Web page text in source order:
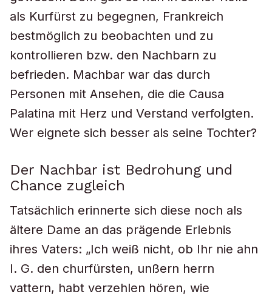
als Kurfürst zu begegnen, Frankreich
bestmöglich zu beobachten und zu
kontrollieren bzw. den Nachbarn zu
befrieden. Machbar war das durch
Personen mit Ansehen, die die Causa
Palatina mit Herz und Verstand verfolgten.
Wer eignete sich besser als seine Tochter?
Der Nachbar ist Bedrohung und
Chance zugleich
Tatsächlich erinnerte sich diese noch als
ältere Dame an das prägende Erlebnis
ihres Vaters: „Ich weiß nicht, ob Ihr nie ahn
I. G. den churfürsten, unßern herrn
vattern, habt verzehlen hören, wie